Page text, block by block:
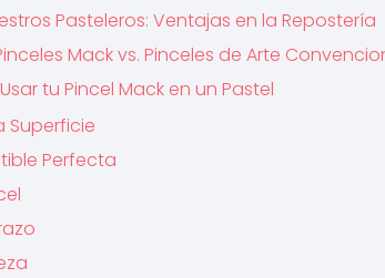
Pasteleros: Ventajas en la Repostería
Mack vs. Pinceles de Arte
tu Pincel Mack en un Pastel
Superficie
Perfecta